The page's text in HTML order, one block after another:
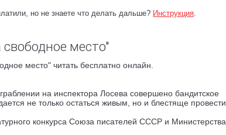
но не знаете что делать дальше? Инструкция.
место"
место" читать бесплатно онлайн.
на инспектора Лосева совершено бандитское
не только остаться живым, но и блестяще провести
конкурса Союза писателей СССР и Министерства